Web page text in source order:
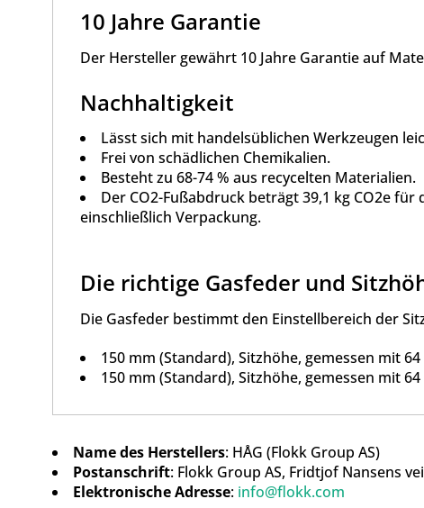
10 Jahre Garantie
Der Hersteller gewährt 10 Jahre Garantie auf
Nachhaltigkeit
Lässt sich mit handelsüblichen Werkzeugen
Frei von schädlichen Chemikalien.
Besteht zu 68-74 % aus recycelten Materialien.
Der CO2-Fußabdruck beträgt 39,1 kg CO2e
einschließlich Verpackung.
Die richtige Gasfeder und
Die Gasfeder bestimmt den Einstellbereich der
150 mm (Standard), Sitzhöhe, gemessen mit
150 mm (Standard), Sitzhöhe, gemessen mit
Name des Herstellers: HÅG (Flokk Group AS)
Postanschrift: Flokk Group AS, Fridtjof Nansens
Elektronische Adresse: info@flokk.com